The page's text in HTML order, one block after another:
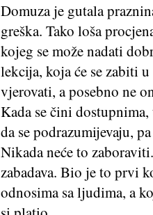
Domuza je gutala
greška. Tako loša
kojeg se može nadati
lekcija, koja će se zabiti
vjerovati, a posebno ne
Kada se čini
da se podrazumijevaju,
Nikada neće to
zabadava. Bio je to prvi
odnosima sa ljudima, a